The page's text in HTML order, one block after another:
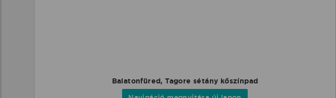
Balatonfüred, Tagore sétány kőszínpad